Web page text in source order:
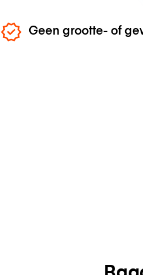
Geen grootte- of